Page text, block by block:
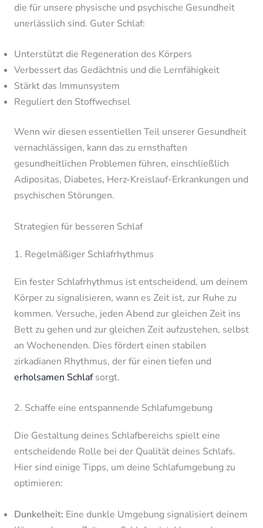
die für unsere physische und psychische Gesundheit
unerlässlich sind. Guter Schlaf:
Unterstützt die Regeneration des Körpers
Verbessert das Gedächtnis und die Lernfähigkeit
Stärkt das Immunsystem
Reguliert den Stoffwechsel
Wenn wir diesen essentiellen Teil unserer Gesundheit
vernachlässigen, kann das zu ernsthaften
gesundheitlichen Problemen führen, einschließlich
Adipositas, Diabetes, Herz-Kreislauf-Erkrankungen und
psychischen Störungen.
Strategien für besseren Schlaf
1. Regelmäßiger Schlafrhythmus
Ein fester Schlafrhythmus ist entscheidend, um deinem
Körper zu signalisieren, wann es Zeit ist, zur Ruhe zu
kommen. Versuche, jeden Abend zur gleichen Zeit ins
Bett zu gehen und zur gleichen Zeit aufzustehen, selbst
an Wochenenden. Dies fördert einen stabilen
zirkadianen Rhythmus, der für einen tiefen und
erholsamen Schlafsorgt.
2. Schaffe eine entspannende Schlafumgebung
Die Gestaltung deines Schlafbereichs spielt eine
entscheidende Rolle bei der Qualität deines Schlafs.
Hier sind einige Tipps, um deine Schlafumgebung zu
optimieren:
Dunkelheit: Eine dunkle Umgebung signalisiert deinem